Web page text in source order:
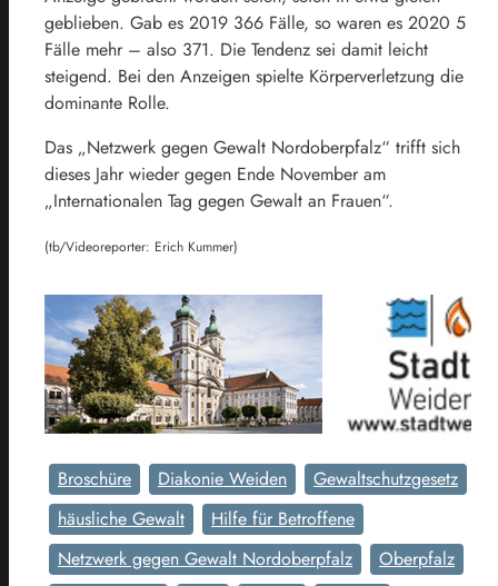
geblieben. Gab es 2019 366 Fälle, so waren es 2020 5
Fälle mehr – also 371. Die Tendenz sei damit leicht
steigend. Bei den Anzeigen spielte Körperverletzung die
dominante Rolle.
Das „Netzwerk gegen Gewalt Nordoberpfalz“ trifft sich
dieses Jahr wieder gegen Ende November am
„Internationalen Tag gegen Gewalt an Frauen“.
(tb/Videoreporter: Erich Kummer)
Broschüre Diakonie Weiden
Gewaltschutzgesetz
häusliche Gewalt
Hilfe für Betroffene
Netzwerk gegen Gewalt Nordoberpfalz
Oberpfalz